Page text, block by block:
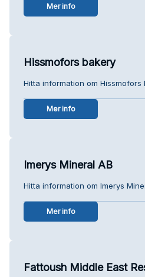
Mer info
Hissmofors bakery
Hitta information om Hissmofors
Mer info
Imerys Mineral AB
Hitta information om Imerys
Mer info
Fattoush Middle East